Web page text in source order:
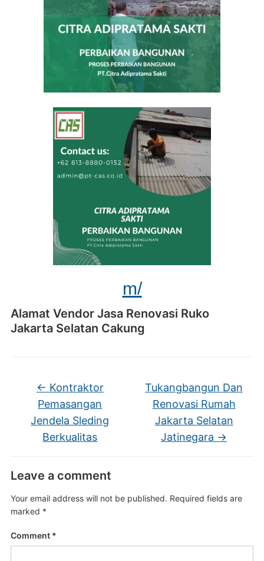
m/
Alamat Vendor Jasa Renovasi Ruko
Jakarta Selatan Cakung
← Kontraktor
Pemasangan
Jendela Sleding
Berkualitas
Tukangbangun Dan
Renovasi Rumah
Jakarta Selatan
Jatinegara →
Leave a comment
Your email address will not be published. Required fields are
marked *
Comment *